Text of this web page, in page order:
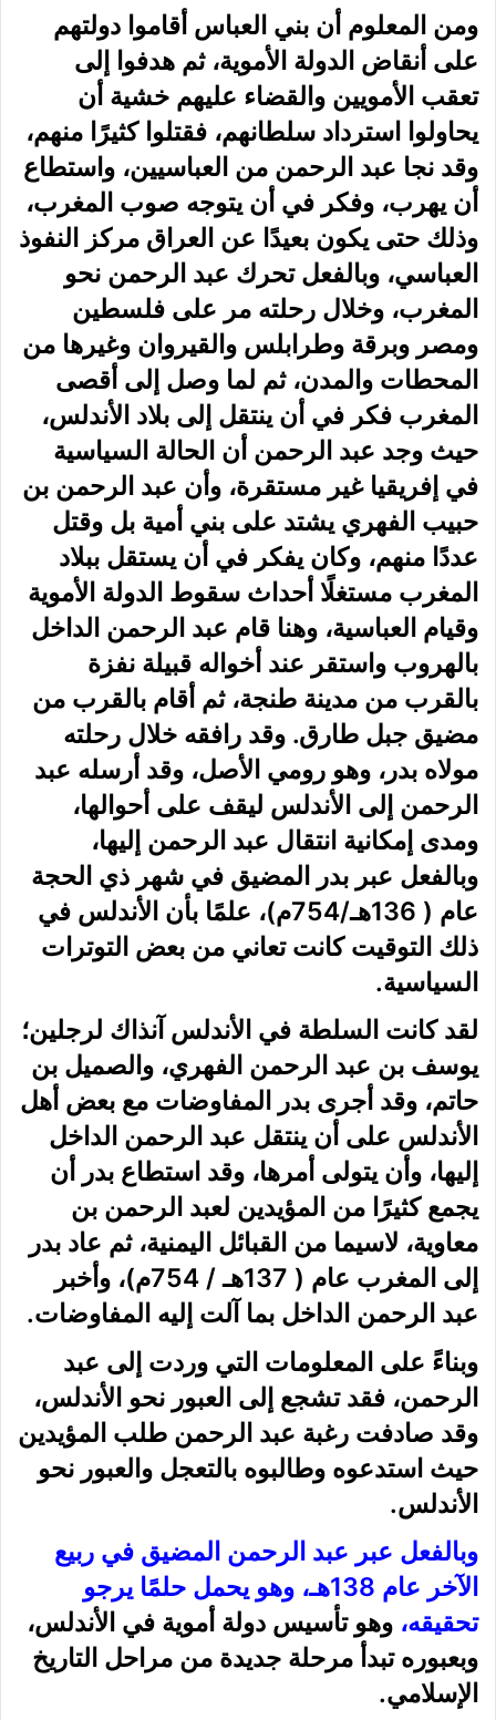
ومن المعلوم أن بني العباس أقاموا دولتهم
على أنقاض الدولة الأموية، ثم هدفوا إلى
تعقب الأمويين والقضاء عليهم خشية أن
يحاولوا استرداد سلطانهم، فقتلوا كثيرًا منهم،
وقد نجا عبد الرحمن من العباسيين، واستطاع
أن يهرب، وفكر في أن يتوجه صوب المغرب،
وذلك حتى يكون بعيدًا عن العراق مركز النفوذ
العباسي، وبالفعل تحرك عبد الرحمن نحو
المغرب، وخلال رحلته مر على فلسطين
ومصر وبرقة وطرابلس والقيروان وغيرها من
المحطات والمدن، ثم لما وصل إلى أقصى
المغرب فكر في أن ينتقل إلى بلاد الأندلس،
حيث وجد عبد الرحمن أن الحالة السياسية
في إفريقيا غير مستقرة، وأن عبد الرحمن بن
حبيب الفهري يشتد على بني أمية بل وقتل
عددًا منهم، وكان يفكر في أن يستقل ببلاد
المغرب مستغلًا أحداث سقوط الدولة الأموية
وقيام العباسية، وهنا قام عبد الرحمن الداخل
بالهروب واستقر عند أخواله قبيلة نفزة
بالقرب من مدينة طنجة، ثم أقام بالقرب من
مضيق جبل طارق. وقد رافقه خلال رحلته
مولاه بدر، وهو رومي الأصل، وقد أرسله عبد
الرحمن إلى الأندلس ليقف على أحوالها،
ومدى إمكانية انتقال عبد الرحمن إليها،
وبالفعل عبر بدر المضيق في شهر ذي الحجة
عام ( 136هـ/754م)، علمًا بأن الأندلس في
ذلك التوقيت كانت تعاني من بعض التوترات
السياسية.
لقد كانت السلطة في الأندلس آنذاك لرجلين؛
يوسف بن عبد الرحمن الفهري، والصميل بن
حاتم، وقد أجرى بدر المفاوضات مع بعض أهل
الأندلس على أن ينتقل عبد الرحمن الداخل
إليها، وأن يتولى أمرها، وقد استطاع بدر أن
يجمع كثيرًا من المؤيدين لعبد الرحمن بن
معاوية، لاسيما من القبائل اليمنية، ثم عاد بدر
إلى المغرب عام ( 137هـ / 754م)، وأخبر
عبد الرحمن الداخل بما آلت إليه المفاوضات.
وبناءً على المعلومات التي وردت إلى عبد
الرحمن، فقد تشجع إلى العبور نحو الأندلس،
وقد صادفت رغبة عبد الرحمن طلب المؤيدين
حيث استدعوه وطالبوه بالتعجل والعبور نحو
الأندلس.
وبالفعل عبر عبد الرحمن المضيق في ربيع
الآخر عام 138هـ، وهو يحمل حلمًا يرجو
تحقيقه، وهو تأسيس دولة أموية في الأندلس،
وبعبوره تبدأ مرحلة جديدة من مراحل التاريخ
الإسلامي.